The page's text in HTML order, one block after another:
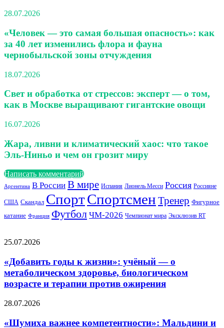
28.07.2026
«Человек — это самая большая опасность»: как
за 40 лет изменились флора и фауна
чернобыльской зоны отчуждения
18.07.2026
Свет и обработка от стрессов: эксперт — о том,
как в Москве выращивают гигантские овощи
16.07.2026
Жара, ливни и климатический хаос: что такое
Эль-Ниньо и чем он грозит миру
Написать комментарий
Аргентина В России В мире Испания Лионель Месси Россия Россияне
США Скандал СпортСпортсмен Тренер Фигурное
катание Франция Футбол ЧМ-2026 Чемпионат мира Эксклюзив RT
«Добавить
к
жизни»:
учёный
—
метаболическом
биологическом
25.07.2026
«Добавить годы к жизни»: учёный — о
метаболическом здоровье, биологическом
возрасте и терапии против ожирения
«Шумиха
компетентности»:
28.07.2026
«Шумиха важнее компетентности»: Мальдини и